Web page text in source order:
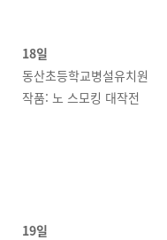
18일
동산초등학교병설유치원
작품: 노 스모킹 대작전
19일